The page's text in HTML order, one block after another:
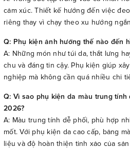
cảm xúc. Thiết kế hướng đến việc
riêng thay vì chạy theo xu hướng
Q: Phụ kiện ảnh hưởng thế nào đến
A: Những món như túi da, thắt lưng
chu và đáng tin cậy. Phụ kiện giúp
nghiệp mà không cần quá nhiều chi
Q: Vì sao phụ kiện da màu trung
2026?
A: Màu trung tính dễ phối, phù hợp
mốt. Với phụ kiện da cao cấp, bảng
liệu và độ hoàn thiện tinh xảo của